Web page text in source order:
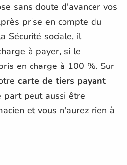
sans doute d'avancer vos
prise en compte du
Sécurité sociale, il
à payer, si le
en charge à 100 %. Sur
carte de tiers payant
part peut aussi être
et vous n'aurez rien à